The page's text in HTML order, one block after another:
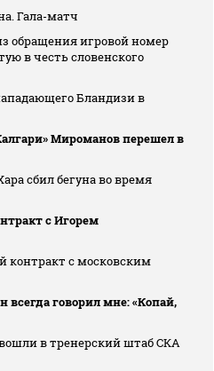
Гала-матч
обращения игровой номер
в честь словенского
Бландизи в
Мироманов перешел в
сбил бегуна во время
с Игорем
контракт с московским
говорил мне: «Копай,
в тренерский штаб СКА